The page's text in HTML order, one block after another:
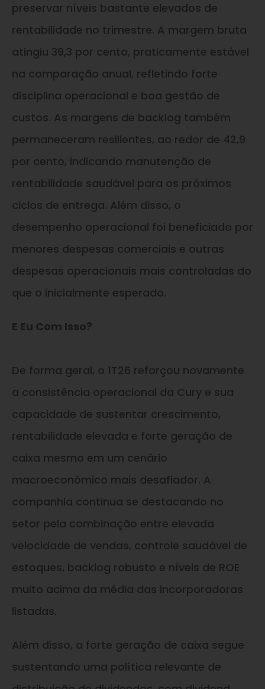
preservar níveis bastante elevados de
rentabilidade no trimestre. A margem bruta
atingiu 39,3 por cento, praticamente estável
na comparação anual, refletindo forte
disciplina operacional e boa gestão de
custos. As margens de backlog também
permaneceram resilientes, ao redor de 42,9
por cento, indicando manutenção de
rentabilidade saudável para os próximos
ciclos de entrega. Além disso, o
desempenho operacional foi beneficiado por
menores despesas comerciais e outras
despesas operacionais mais controladas do
que o inicialmente esperado.
E Eu Com Isso?
De forma geral, o 1T26 reforçou novamente
a consistência operacional da Cury e sua
capacidade de sustentar crescimento,
rentabilidade elevada e forte geração de
caixa mesmo em um cenário
macroeconômico mais desafiador. A
companhia continua se destacando no
setor pela combinação entre elevada
velocidade de vendas, controle saudável de
estoques, backlog robusto e níveis de ROE
muito acima da média das incorporadoras
listadas.
Além disso, a forte geração de caixa segue
sustentando uma política relevante de